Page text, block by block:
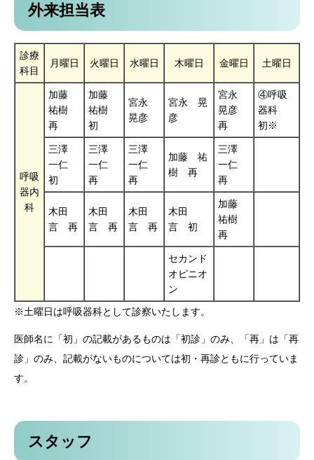
外来担当表
診療
科目
月曜日 火曜日 水曜日 木曜日 金曜日 土曜日
呼吸
器内
科
加藤
祐樹
再
加藤
祐樹
初
宮永
晃彦
宮永 晃
彦
宮永
晃彦
再
④呼吸
器科
初※
三澤
一仁
初
三澤
一仁
再
三澤
一仁
再
加藤 祐
樹 再
三澤
一仁
再
木田
言 再
木田
言 再
木田
言 再
木田
言 初
加藤
祐樹
再
セカンド
オピニオ
ン
※土曜日は呼吸器科として診察いたします。
医師名に「初」の記載があるものは「初診」のみ、「再」は「再
診」のみ、記載がないものについては初・再診ともに行っていま
す。
スタッフ